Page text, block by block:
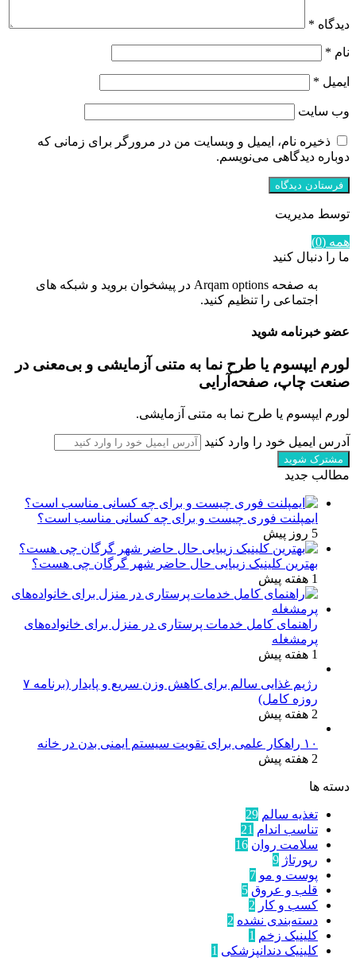
دیدگاه *
نام *
ایمیل *
وب‌ سایت
ذخیره نام، ایمیل و وبسایت من در مرورگر برای زمانی که
دوباره دیدگاهی می‌نویسم.
توسط مدیریت
همه (0)
ما را دنبال کنید
به صفحه Arqam options در پیشخوان بروید و شبکه های
اجتماعی را تنظیم کنید.
عضو خبرنامه شوید
لورم ایپسوم یا طرح‌ نما به متنی آزمایشی و بی‌معنی در
صنعت چاپ، صفحه‌آرایی
لورم ایپسوم یا طرح‌ نما به متنی آزمایشی.
آدرس ایمیل خود را وارد کنید
مطالب جدید
ایمپلنت فوری چیست و برای چه کسانی مناسب است؟
5 روز پیش
بهترین کلینیک زیبایی حال حاضر شهر گرگان چی هست؟
1 هفته پیش
راهنمای کامل خدمات پرستاری در منزل برای خانواده‌های
پرمشغله
1 هفته پیش
رژیم غذایی سالم برای کاهش وزن سریع و پایدار (برنامه ۷
روزه کامل)
2 هفته پیش
۱۰ راهکار علمی برای تقویت سیستم ایمنی بدن در خانه
2 هفته پیش
دسته ها
تغذیه سالم 29
تناسب اندام 21
سلامت روان 16
رپورتاژ 9
پوست و مو 7
قلب و عروق 5
کسب و کار 2
دسته‌بندی نشده 2
کلینیک زخم 1
کلینیک دندانپزشکی 1